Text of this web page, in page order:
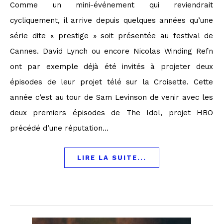
Comme un mini-événement qui reviendrait
cycliquement, il arrive depuis quelques années qu’une
série dite « prestige » soit présentée au festival de
Cannes. David Lynch ou encore Nicolas Winding Refn
ont par exemple déjà été invités à projeter deux
épisodes de leur projet télé sur la Croisette. Cette
année c’est au tour de Sam Levinson de venir avec les
deux premiers épisodes de The Idol, projet HBO
précédé d’une réputation…
LIRE LA SUITE...